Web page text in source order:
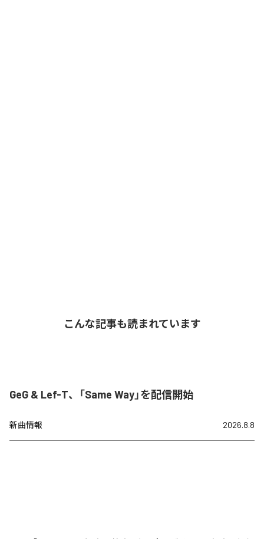
こんな記事も読まれています
GeG & Lef-T、「Same Way」を配信開始
新曲情報 2026.8.8